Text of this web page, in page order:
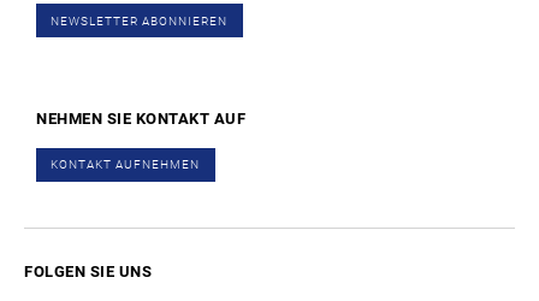
NEWSLETTER ABONNIEREN
NEHMEN SIE KONTAKT AUF
KONTAKT AUFNEHMEN
FOLGEN SIE UNS